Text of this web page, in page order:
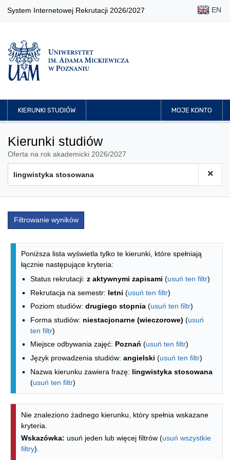
System Internetowej Rekrutacji 2026/2027 EN
KIERUNKI STUDIÓW MOJE KONTO
Kierunki studiów
Oferta na rok akademicki 2026/2027
Filtrowanie wyników
Lista kierunków - spis według
Poniższa lista wyświetla tylko te kierunki, które spełniają
łącznie następujące kryteria:
Status rekrutacji: z aktywnymi zapisami (usuń ten filtr)
Rekrutacja na semestr: letni (usuń ten filtr)
Poziom studiów: drugiego stopnia (usuń ten filtr)
Forma studiów: niestacjonarne (wieczorowe) (usuń
ten filtr)
Miejsce odbywania zajęć: Poznań (usuń ten filtr)
Język prowadzenia studiów: angielski (usuń ten filtr)
Nazwa kierunku zawiera frazę: lingwistyka stosowana
(usuń ten filtr)
Nie znaleziono żadnego kierunku, który spełnia wskazane
kryteria.
Wskazówka: usuń jeden lub więcej filtrów (usuń wszystkie
filtry).